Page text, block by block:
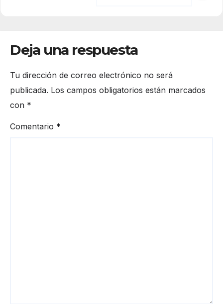
Deja una respuesta
Tu dirección de correo electrónico no será
publicada. Los campos obligatorios están marcados
con *
Comentario *